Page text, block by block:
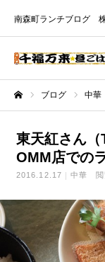
南森町ランチブログ
ブログ 中華
東天紅さん
OMM店での
2016.12.17 中華